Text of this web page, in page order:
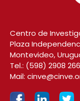
Centro de
Plaza
Montevideo,
Tel.: (598) 2908
Mail: